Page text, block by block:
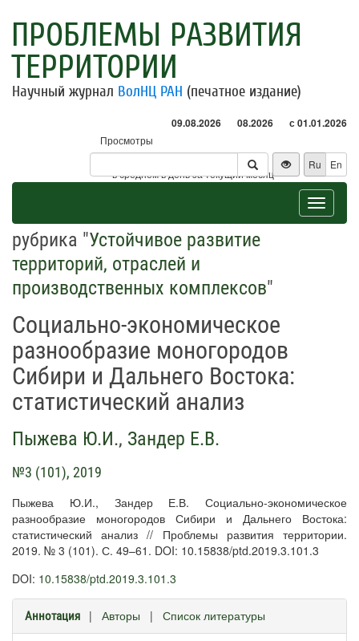
ПРОБЛЕМЫ РАЗВИТИЯ
ТЕРРИТОРИИ
Научный журнал ВолНЦ РАН (печатное издание)
09.08.2026 08.2026 с 01.01.2026
Просмотры
Посетители
* - в среднем в день за текущий месяц
Ru En
Toggle
рубрика "Устойчивое развитие
территорий, отраслей и
производственных комплексов"
Социально-экономическое
разнообразие моногородов
Сибири и Дальнего Востока:
статистический анализ
Пыжева Ю.И., Зандер Е.В.
№3 (101), 2019
Пыжева Ю.И., Зандер Е.В. Социально-экономическое
разнообразие моногородов Сибири и Дальнего Востока:
статистический анализ // Проблемы развития территории.
2019. № 3 (101). С. 49–61. DOI: 10.15838/ptd.2019.3.101.3
DOI: 10.15838/ptd.2019.3.101.3
Аннотация | Авторы | Список литературы